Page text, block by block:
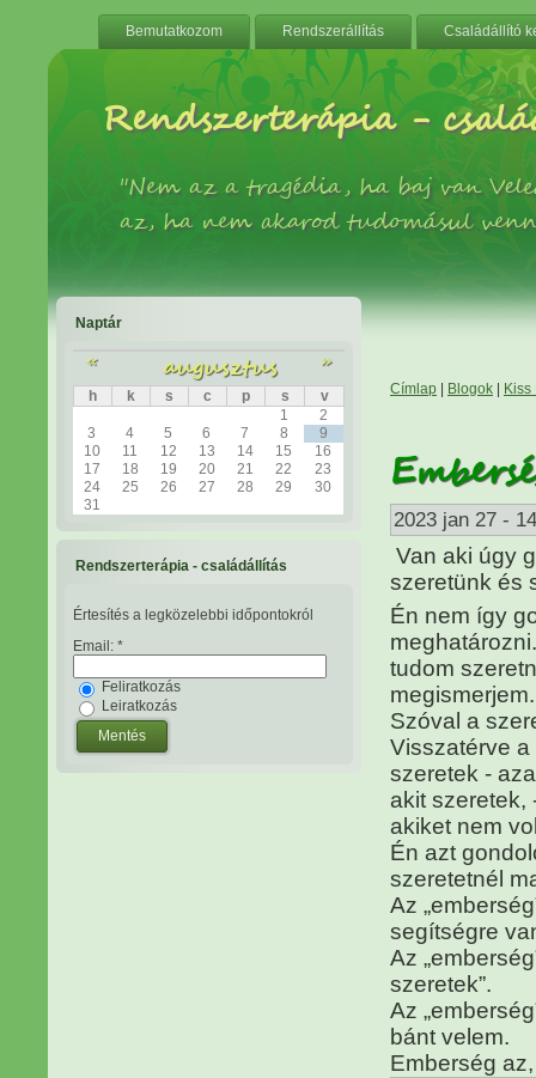
Bemutatkozom Rendszerállítás Családállító
Rendszerterápia -
"Nem az a tragédia, ha baj van
az, ha nem akarod tudomásul
Naptár
« augusztus »
h k s c p s
v
1
2
3
4 5 6 7 8
9
10
11 12 13 14 15
16
17
18 19 20 21 22
23
24
25 26 27 28 29
30
31
Rendszerterápia - családállítás
Értesítés a legközelebbi időpontokról
Email: *
Feliratkozás
Leiratkozás
Címlap Blogok
2023 jan 27 -
Van aki úgy
szeretünk és
Én nem így
tudom
megismerjem.
Szóval a
Visszatérve
szeretek -
akit szeretek,
akiket nem
Én azt
szeretetnél
Az
segítségre
Az
szeretek”.
Az
bánt velem.
Emberség